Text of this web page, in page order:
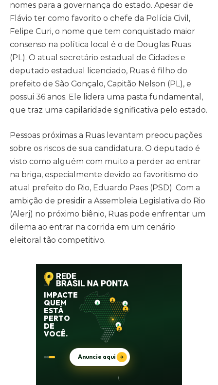
nomes para a governança do estado. Apesar de
Flávio ter como favorito o chefe da Polícia Civil,
Felipe Curi, o nome que tem conquistado maior
consenso na política local é o de Douglas Ruas
(PL). O atual secretário estadual de Cidades e
deputado estadual licenciado, Ruas é filho do
prefeito de São Gonçalo, Capitão Nelson (PL), e
possui 36 anos. Ele lidera uma pasta fundamental,
que traz uma capilaridade significativa pelo estado.
Pessoas próximas a Ruas levantam preocupações
sobre os riscos de sua candidatura. O deputado é
visto como alguém com muito a perder ao entrar
na briga, especialmente devido ao favoritismo do
atual prefeito do Rio, Eduardo Paes (PSD). Com a
ambição de presidir a Assembleia Legislativa do Rio
(Alerj) no próximo biênio, Ruas pode enfrentar um
dilema ao entrar na corrida em um cenário
eleitoral tão competitivo.